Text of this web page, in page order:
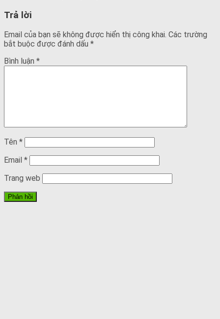
Trả lời
Email của bạn sẽ không được hiển thị công khai. Các trường
bắt buộc được đánh dấu *
Bình luận *
Tên *
Email *
Trang web